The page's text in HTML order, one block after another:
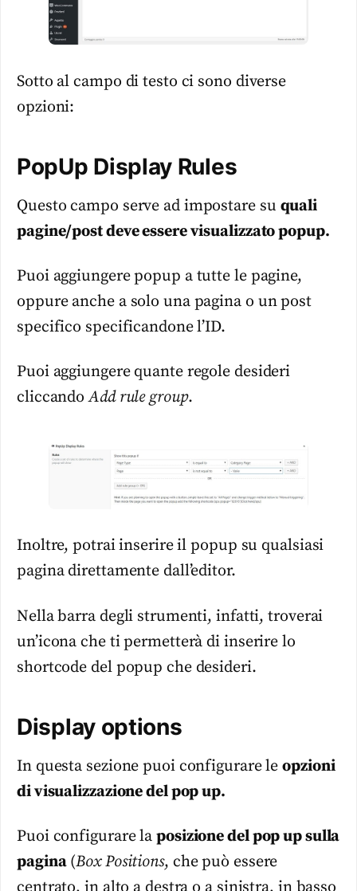
Sotto al campo di testo ci sono diverse
opzioni:
PopUp Display Rules
Questo campo serve ad impostare su quali
pagine/post deve essere visualizzato popup.
Puoi aggiungere popup a tutte le pagine,
oppure anche a solo una pagina o un post
specifico specificandone l’ID.
Puoi aggiungere quante regole desideri
cliccandoAdd rule group.
Inoltre, potrai inserire il popup su qualsiasi
pagina direttamente dall’editor.
Nella barra degli strumenti, infatti, troverai
un’icona che ti permetterà di inserire lo
shortcode del popup che desideri.
Display options
In questa sezione puoi configurare leopzioni
di visualizzazione del pop up.
Puoi configurare la posizione del pop up sulla
pagina(Box Positions, che può essere